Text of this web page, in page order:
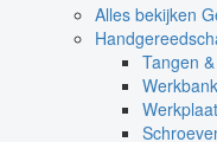
Alles bekijken
Tangen